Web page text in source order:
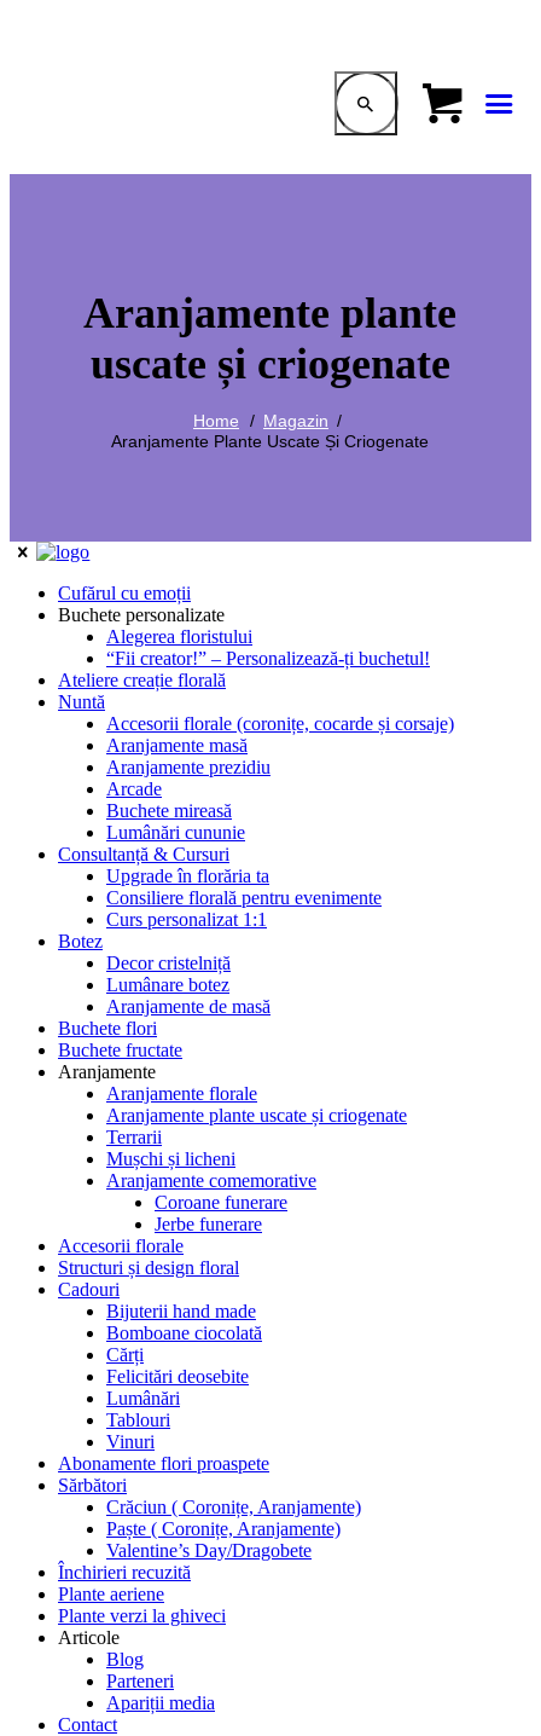
Aranjamente plante
uscate și criogenate
Home
Magazin
Aranjamente Plante Uscate Și Criogenate
Cufărul cu emoții
Buchete personalizate
Alegerea floristului
“Fii creator!” – Personalizează-ți buchetul!
Ateliere creație florală
Nuntă
Accesorii florale (coronițe, cocarde și corsaje)
Aranjamente masă
Aranjamente prezidiu
Arcade
Buchete mireasă
Lumânări cununie
Consultanță & Cursuri
Upgrade în florăria ta
Consiliere florală pentru evenimente
Curs personalizat 1:1
Botez
Decor cristelniță
Lumânare botez
Aranjamente de masă
Buchete flori
Buchete fructate
Aranjamente
Aranjamente florale
Aranjamente plante uscate și criogenate
Terrarii
Mușchi și licheni
Aranjamente comemorative
Coroane funerare
Jerbe funerare
Accesorii florale
Structuri și design floral
Cadouri
Bijuterii hand made
Bomboane ciocolată
Cărți
Felicitări deosebite
Lumânări
Tablouri
Vinuri
Abonamente flori proaspete
Sărbători
Crăciun ( Coronițe, Aranjamente)
Paște ( Coronițe, Aranjamente)
Valentine’s Day/Dragobete
Închirieri recuzită
Plante aeriene
Plante verzi la ghiveci
Articole
Blog
Parteneri
Apariții media
Contact